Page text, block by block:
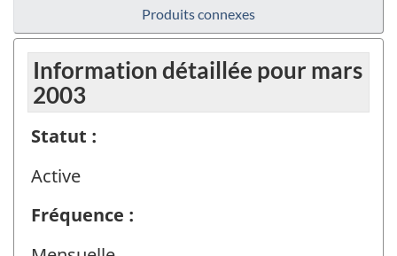
Produits connexes
Information détaillée pour mars
2003
Statut :
Active
Fréquence :